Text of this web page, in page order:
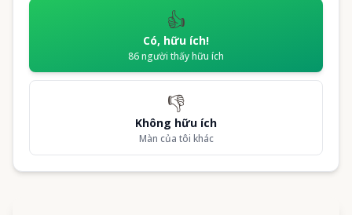
👍
Có, hữu ích!
86người thấy hữu ích
👎
Không hữu ích
Màn của tôi khác